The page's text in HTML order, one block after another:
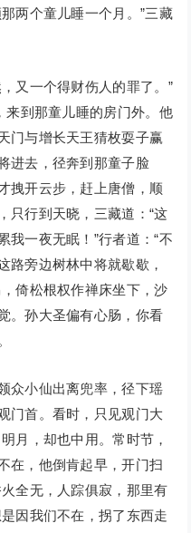
个童儿睡一个月。”三藏
一个得财伤人的罪了。”
来到那童儿睡的房门外。他
门与增长天王猜枚耍子赢
进去，径奔到那童子脸
拽开云步，赶上唐僧，顺
只行到天晓，三藏道：“这
我一夜无眠！”行者道：“不
路旁边树林中将就歇歇，
倚松根权作禅床坐下，沙
。孙大圣偏有心肠，你看
小仙出离兜率，径下瑶
门首。看时，只见观门大
月，却也中用。常时节，
在，他倒肯起早，开门扫
全无，人踪俱寂，那里有
因我们不在，拐了东西走